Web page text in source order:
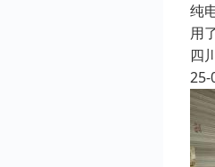
纯
用
四
25-